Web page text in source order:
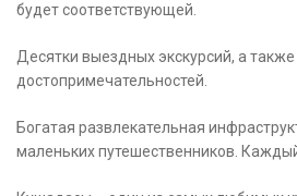
будет соответствующей.
Десятки выездных экскурсий, а
достопримечательностей.
Богатая развлекательная
маленьких путешественников.